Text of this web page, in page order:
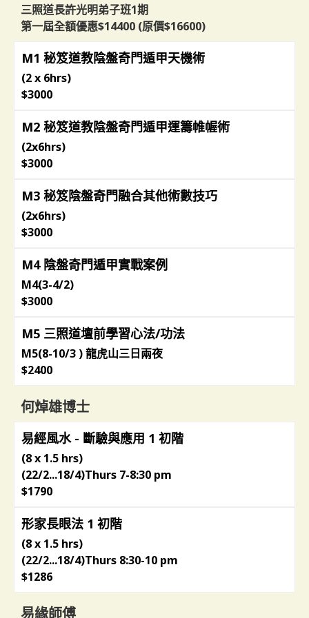
三照道長許光明弟子班1期
第一屆全額優惠$14400 (原價$16600)
M1 秘笈道教陰盤奇門遁甲天機術
(2 x 6hrs)
$3000
M2 秘笈道教陰盤奇門遁甲運籌帷幄術
(2x6hrs)
$3000
M3 秘笈陰盤奇門融合其他術數技巧
(2x6hrs)
$3000
M4 陰盤奇門遁甲實戰案例
M4(3-4/2)
$3000
M5 三照道壇前學習心法/功法
M5(8-10/3 ) 龍虎山三日兩夜
$2400
何焯雄博士
易經風水 - 斷驗與應用 1 初階
(8 x 1.5 hrs)
(22/2...18/4)Thurs 7-8:30 pm
$1790
形家長眼法 1 初階
(8 x 1.5 hrs)
(22/2...18/4)Thurs 8:30-10 pm
$1286
易緣師傅